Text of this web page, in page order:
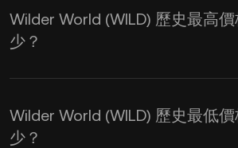
USD 價格，其價格受供需
響 。您可使用 KuCoin 計算
Wilder World (WILD) 歷史最高
少？
Wilder World (WILD) 歷史最低
少？